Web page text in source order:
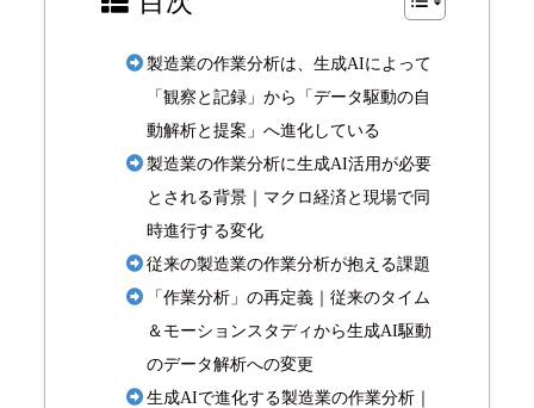
製造業の作業分析は、生成AIによって
「観察と記録」から「データ駆動の自
動解析と提案」へ進化している
製造業の作業分析に生成AI活用が必要
とされる背景｜マクロ経済と現場で同
時進行する変化
従来の製造業の作業分析が抱える課題
「作業分析」の再定義｜従来のタイム
＆モーションスタディから生成AI駆動
のデータ解析への変更
生成AIで進化する製造業の作業分析｜